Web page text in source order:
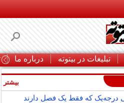
تبلیغات در بیتوته درباره ما
بیشتر